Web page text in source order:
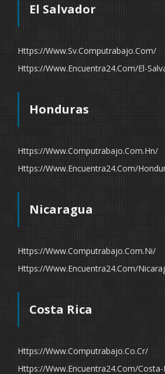
El Salvador
Https://www.sv.computrabajo.com/
Https://www.encuentra24.com/el-
Honduras
Https://www.computrabajo.com.hn/
Https://www.encuentra24.com/
Nicaragua
Https://www.computrabajo.com.ni/
Https://www.encuentra24.com/
Costa Rica
Https://www.computrabajo.co.cr/
Https://www.encuentra24.com/costa-